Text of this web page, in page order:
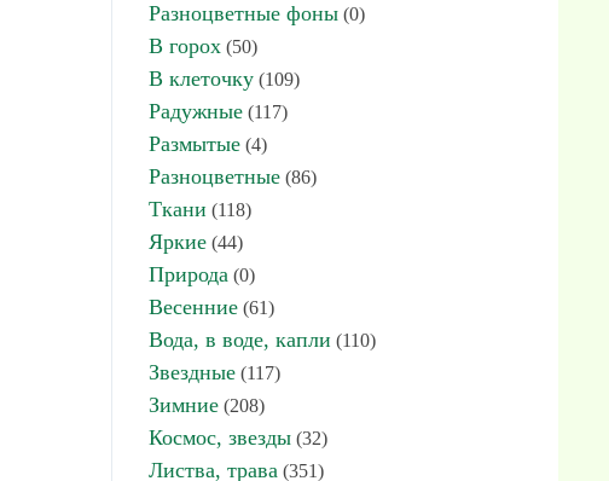
Разноцветные фоны (0)
В горох (50)
В клеточку (109)
Радужные (117)
Размытые (4)
Разноцветные (86)
Ткани (118)
Яркие (44)
Природа (0)
Весенние (61)
Вода, в воде, капли (110)
Звездные (117)
Зимние (208)
Космос, звезды (32)
Листва, трава (351)